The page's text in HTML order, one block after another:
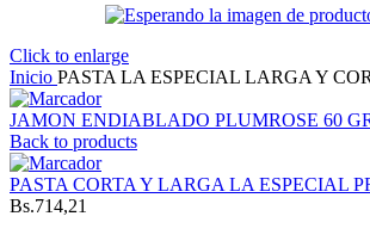
Click to enlarge
Inicio PASTA LA ESPECIAL LARGA Y
JAMON ENDIABLADO PLUMROSE 60
Back to products
PASTA CORTA Y LARGA LA ESPECIAL
Bs.714,21